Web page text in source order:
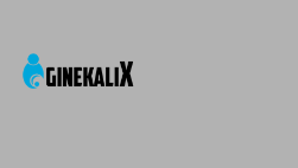
Main Navigation